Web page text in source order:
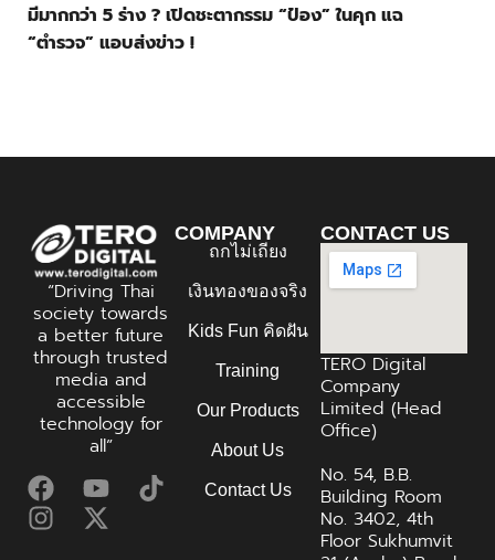
มีมากกว่า 5 ร่าง ? เปิดชะตากรรม “ป๋อง” ในคุก แฉ
“ตำรวจ” แอบส่งข่าว !
“Driving Thai
society towards
a better future
through trusted
media and
accessible
technology for
all”
COMPANY
ถกไม่เถียง
เงินทองของจริง
Kids Fun คิดฝัน
Training
Our Products
About Us
Contact Us
CONTACT US
TERO Digital
Company
Limited (Head
Office)
No. 54, B.B.
Building Room
No. 3402, 4th
Floor Sukhumvit